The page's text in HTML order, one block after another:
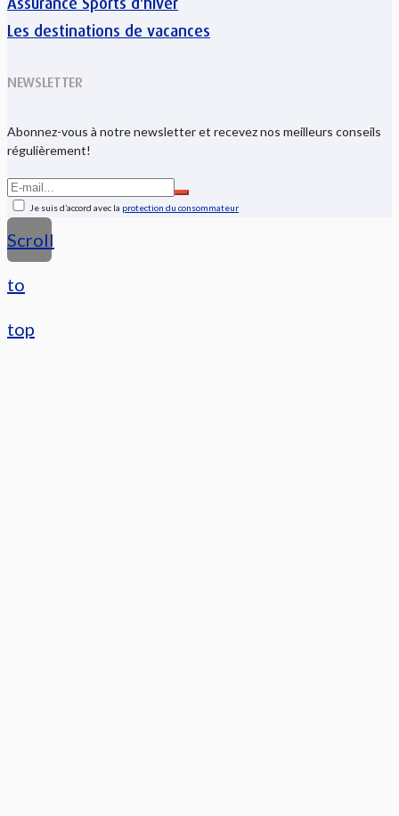
Les destinations de vacances
NEWSLETTER
Abonnez-vous à notre newsletter et recevez nos meilleurs conseils
régulièrement!
Je suis d’accord avec la protection du consommateur
Scroll
to
top